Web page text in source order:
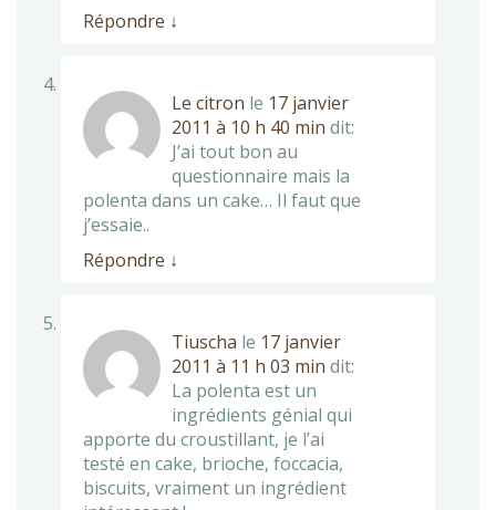
Répondre ↓
Le citron le 17 janvier
2011 à 10 h 40 min dit:
J’ai tout bon au
questionnaire mais la
polenta dans un cake… Il faut que
j’essaie..
Répondre ↓
Tiuscha le 17 janvier
2011 à 11 h 03 min dit:
La polenta est un
ingrédients génial qui
apporte du croustillant, je l’ai
testé en cake, brioche, foccacia,
biscuits, vraiment un ingrédient